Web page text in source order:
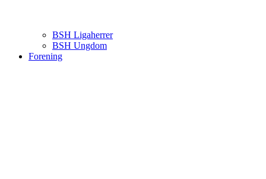
BSH Ligaherrer
BSH Ungdom
Forening